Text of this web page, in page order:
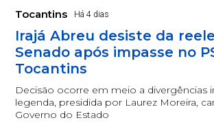
Tocantins Há 4 dias
Irajá Abreu desiste da
Senado após impasse no
Tocantins
Decisão ocorre em meio a divergências
legenda, presidida por Laurez Moreira,
Governo do Estado